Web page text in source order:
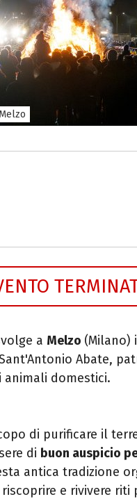
a Melzo (Milano)
Abate,
domestici.
di purificare il
di buon auspicio
antica tradizione
e rivivere riti